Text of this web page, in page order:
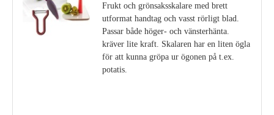
Frukt och grönsaksskalare med brett
utformat handtag och vasst rörligt blad.
Passar både höger- och vänsterhänta.
kräver lite kraft. Skalaren har en liten ögla
för att kunna gröpa ur ögonen på t.ex.
potatis.